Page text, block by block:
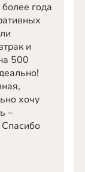
года
и
500
хочу
–
Спасибо